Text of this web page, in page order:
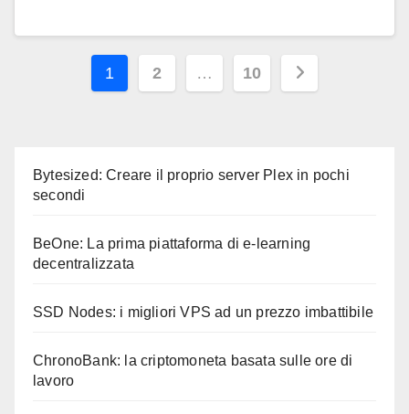
Paginazione
1 2 … 10
Bytesized: Creare il proprio server Plex in pochi
secondi
BeOne: La prima piattaforma di e-learning
decentralizzata
SSD Nodes: i migliori VPS ad un prezzo imbattibile
ChronoBank: la criptomoneta basata sulle ore di
lavoro